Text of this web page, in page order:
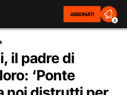
ABBONATI
2
il padre di
‘Ponte